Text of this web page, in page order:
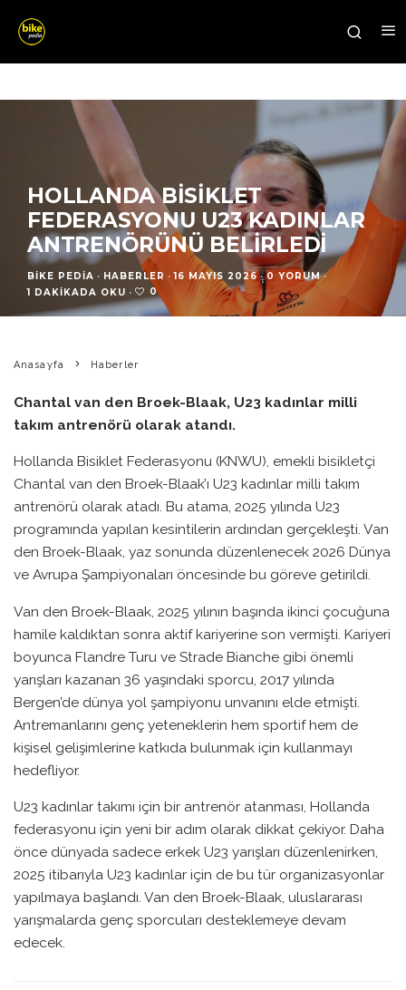
HOLLANDA BISIKLET
FEDERASYONU U23 KADINLAR
ANTRENÖRÜNÜ BELIRLEDI
BIKE PEDIA · HABERLER · 16 MAYIS 2026 · 0 YORUM ·
1 DAKIKADA OKU · 0
Anasayfa Haberler
Chantal van den Broek-Blaak, U23 kadınlar milli
takım antrenörü olarak atandı.
Hollanda Bisiklet Federasyonu (KNWU), emekli bisikletçi
Chantal van den Broek-Blaak’ı U23 kadınlar milli takım
antrenörü olarak atadı. Bu atama, 2025 yılında U23
programında yapılan kesintilerin ardından gerçekleşti. Van
den Broek-Blaak, yaz sonunda düzenlenecek 2026 Dünya
ve Avrupa Şampiyonaları öncesinde bu göreve getirildi.
Van den Broek-Blaak, 2025 yılının başında ikinci çocuğuna
hamile kaldıktan sonra aktif kariyerine son vermişti. Kariyeri
boyunca Flandre Turu ve Strade Bianche gibi önemli
yarışları kazanan 36 yaşındaki sporcu, 2017 yılında
Bergen’de dünya yol şampiyonu unvanını elde etmişti.
Antremanlarını genç yeteneklerin hem sportif hem de
kişisel gelişimlerine katkıda bulunmak için kullanmayı
hedefliyor.
U23 kadınlar takımı için bir antrenör atanması, Hollanda
federasyonu için yeni bir adım olarak dikkat çekiyor. Daha
önce dünyada sadece erkek U23 yarışları düzenlenirken,
2025 itibarıyla U23 kadınlar için de bu tür organizasyonlar
yapılmaya başlandı. Van den Broek-Blaak, uluslararası
yarışmalarda genç sporcuları desteklemeye devam
edecek.